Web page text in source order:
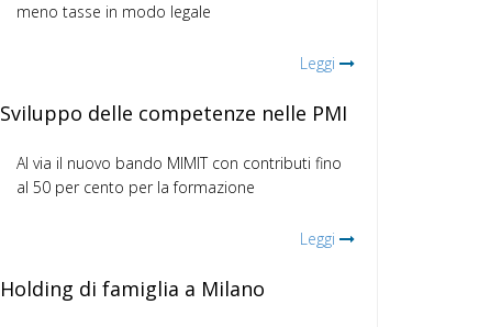
meno tasse in modo legale
Leggi
Sviluppo delle competenze nelle PMI
Al via il nuovo bando MIMIT con contributi fino
al 50 per cento per la formazione
Leggi
Holding di famiglia a Milano